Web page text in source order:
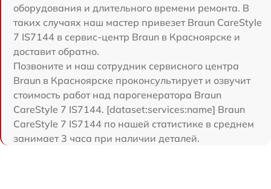
оборудования и длительного времени ремонта. В
таких случаях наш мастер привезет Braun CareStyle
7 IS7144 в сервис-центр Braun в Красноярске и
доставит обратно.
Позвоните и наш сотрудник сервисного центра
Braun в Красноярске проконсультирует и озвучит
стоимость работ над парогенератора Braun
CareStyle 7 IS7144. [dataset:services:name] Braun
CareStyle 7 IS7144 по нашей статистике в среднем
занимает 3 часа при наличии деталей.